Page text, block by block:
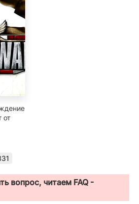
от
вопрос, читаем FAQ -